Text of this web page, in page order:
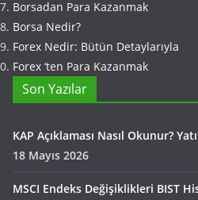
Borsadan Para Kazanmak
Borsa Nedir?
Forex Nedir: Bütün Detaylarıyla
Forex ‘ten Para Kazanmak
Son Yazılar
KAP Açıklaması Nasıl Okunur?
18 Mayıs 2026
MSCI Endeks Değişiklikleri BIST